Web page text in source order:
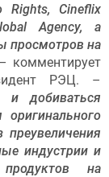
Rights, Cineflix
Agency, а
просмотров на
– комментирует
РЭЦ. –
и добиваться
преувеличения
индустрии и
на